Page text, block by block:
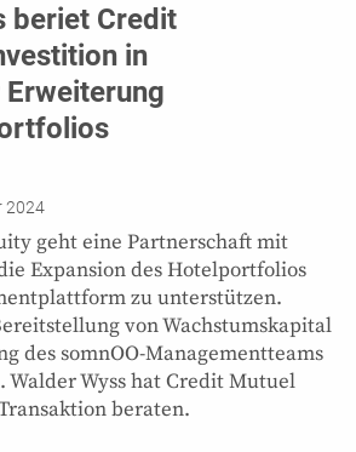
beriet Credit
in
Erweiterung
2024
geht eine Partnerschaft mit
Expansion des Hotelportfolios
zu unterstützen.
von Wachstumskapital
des somnOO-Managementteams
Walder Wyss hat Credit Mutuel
beraten.